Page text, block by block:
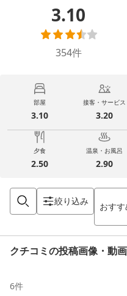
3.10
354件
部屋
3.10
接客・サービス
3.20
夕食
2.50
温泉・お風呂
2.90
絞り込み おす
クチコミの投稿画像・動画
6件